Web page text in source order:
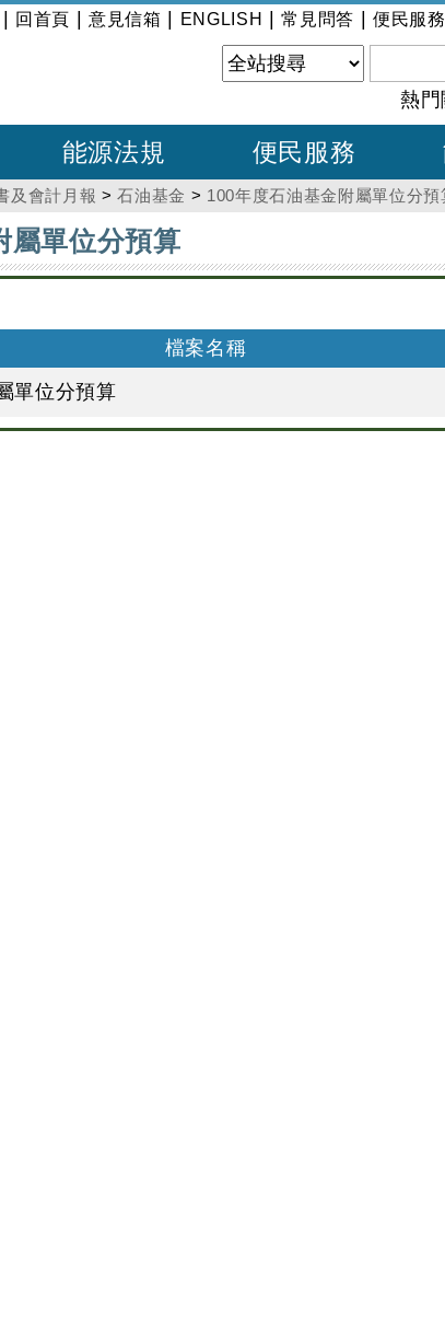
回首頁 意見信箱 ENGLISH |常見問答 便民服務
熱門
能源法規 便民服務
及會計月報 >石油基金 > 100年度石油基金附屬單位分預
屬單位分預算
檔案名稱
單位分預算